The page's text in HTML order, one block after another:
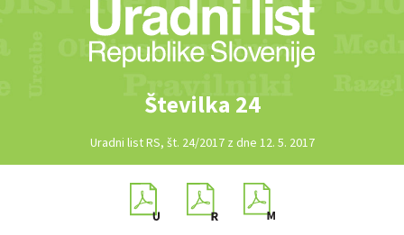
Številka 24
Uradni list RS, št. 24/2017 z dne 12. 5. 2017